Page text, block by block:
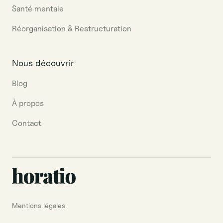
Santé mentale
Réorganisation & Restructuration
Nous découvrir
Blog
À propos
Contact
Mentions légales